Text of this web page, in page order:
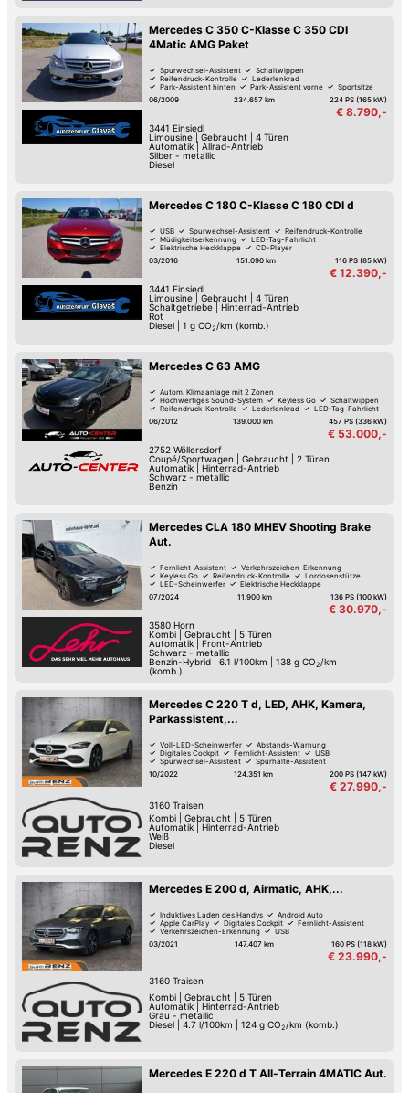
Mercedes C 350 C-Klasse C 350 CDI
4Matic AMG Paket
Spurwechsel-Assistent
Schaltwippen
Reifendruck-Kontrolle
Lederlenkrad
Park-Assistent hinten
Park-Assistent vorne
Sportsitze
Sport-Fahrwerk
06/2009 234.657 km 224 PS (165 kW)
€ 8.790,-
3441 Einsiedl
Limousine| Gebraucht
4 Türen
Automatik| Allrad-Antrieb
Silber - metallic
Diesel
Mercedes C 180 C-Klasse C 180 CDI d
USB Spurwechsel-Assistent
Reifendruck-Kontrolle
Müdigkeitserkennung
LED-Tag-Fahrlicht
Elektrische Heckklappe
CD-Player
Isofix Kindersitz-Befestigung
03/2016 151.090 km 116 PS (85 kW)
€ 12.390,-
3441 Einsiedl
Limousine| Gebraucht
4 Türen
Schaltgetriebe|
Hinterrad-Antrieb
Rot
Diesel
1 g CO2 /km (komb.)
Mercedes C 63 AMG
Autom. Klimaanlage mit 2 Zonen
Hochwertiges Sound-System
Keyless Go
Schaltwippen
Reifendruck-Kontrolle
Lederlenkrad
LED-Tag-Fahrlicht
Hill Holder / Berg-Anfahrhilfe
06/2012 139.000 km 457 PS (336 kW)
€ 53.000,-
2752 Wöllersdorf
Coupé/Sportwagen
Gebraucht
2 Türen
Automatik|
Hinterrad-Antrieb
Schwarz - metallic
Benzin
Mercedes CLA 180 MHEV Shooting Brake
Aut.
Fernlicht-Assistent
Verkehrszeichen-Erkennung
Keyless Go
Reifendruck-Kontrolle
Lordosenstütze
LED-Scheinwerfer
Elektrische Heckklappe
Beheiztes Lenkrad
07/2024 11.900 km 136 PS (100 kW)
€ 30.970,-
3580 Horn
Kombi| Gebraucht
5 Türen
Automatik|
Front-Antrieb
Schwarz - metallic
Benzin-Hybrid
6.1 l/100km 138 g CO2 /km
(komb.)
Mercedes C 220 T d, LED, AHK, Kamera,
Parkassistent,...
Voll-LED-Scheinwerfer
Abstands-Warnung
Digitales Cockpit
Fernlicht-Assistent
USB
Spurwechsel-Assistent
Spurhalte-Assistent
Hochwertiges Sound-System
10/2022 124.351 km 200 PS (147 kW)
€ 27.990,-
3160 Traisen
Kombi| Gebraucht
5 Türen
Automatik| Hinterrad-Antrieb
Weiß
Diesel
Mercedes E 200 d, Airmatic, AHK,...
Induktives Laden des Handys
Android Auto
Apple CarPlay
Digitales Cockpit
Fernlicht-Assistent
Verkehrszeichen-Erkennung
USB
Spurwechsel-Assistent
03/2021 147.407 km 160 PS (118 kW)
€ 23.990,-
3160 Traisen
Kombi| Gebraucht
5 Türen
Automatik|
Hinterrad-Antrieb
Grau - metallic
Diesel
4.7 l/100km 124 g CO2 /km (komb.)
Mercedes E 220 d T All-Terrain 4MATIC Aut.